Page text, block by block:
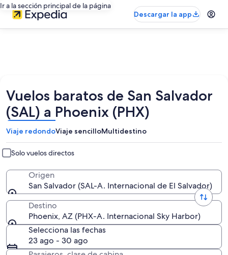
Ir a la sección principal de la página
Descargar la app
Vuelos baratos de San Salvador
(SAL) a Phoenix (PHX)
Viaje redondoViaje sencilloMultidestino
Solo vuelos directos
Origen
San Salvador (SAL-A. Internacional de El Salvador)
Destino
Phoenix, AZ (PHX-A. Internacional Sky Harbor)
Selecciona las fechas
23 ago - 30 ago